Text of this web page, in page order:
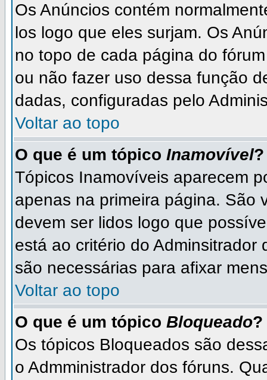
Os Anúncios contém
los logo que eles surjam. Os
no topo de cada página do
ou não fazer uso dessa função
dadas, configuradas pelo
Voltar ao topo
O que é um tópico Inamovível?
Tópicos Inamovíveis aparecem
apenas na primeira página. São
devem ser lidos logo que
está ao critério do
são necessárias para afixar
Voltar ao topo
O que é um tópico Bloqueado?
Os tópicos Bloqueados são
o Admministrador dos fóruns.